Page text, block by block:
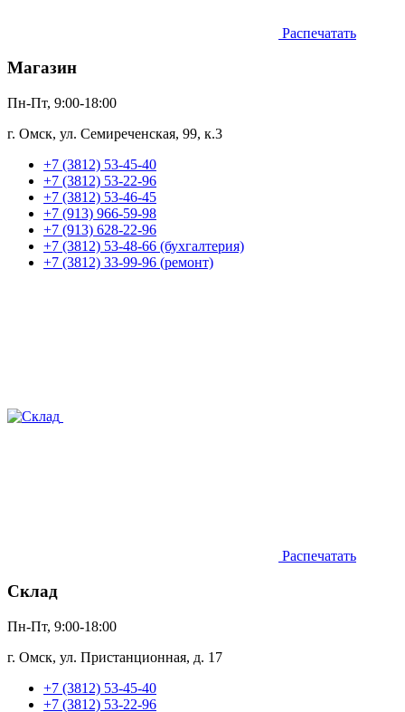
Распечатать
Магазин
Пн-Пт, 9:00-18:00
г. Омск, ул. Семиреченская, 99, к.3
+7 (3812) 53-45-40
+7 (3812) 53-22-96
+7 (3812) 53-46-45
+7 (913) 966-59-98
+7 (913) 628-22-96
+7 (3812) 53-48-66 (бухгалтерия)
+7 (3812) 33-99-96 (ремонт)
Распечатать
Склад
Пн-Пт, 9:00-18:00
г. Омск, ул. Пристанционная, д. 17
+7 (3812) 53-45-40
+7 (3812) 53-22-96